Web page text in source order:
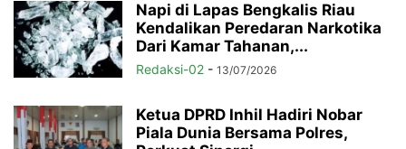
Napi di Lapas Bengkalis Riau
Kendalikan Peredaran Narkotika
Dari Kamar Tahanan,...
Redaksi-02 - 13/07/2026
Ketua DPRD Inhil Hadiri Nobar
Piala Dunia Bersama Polres,